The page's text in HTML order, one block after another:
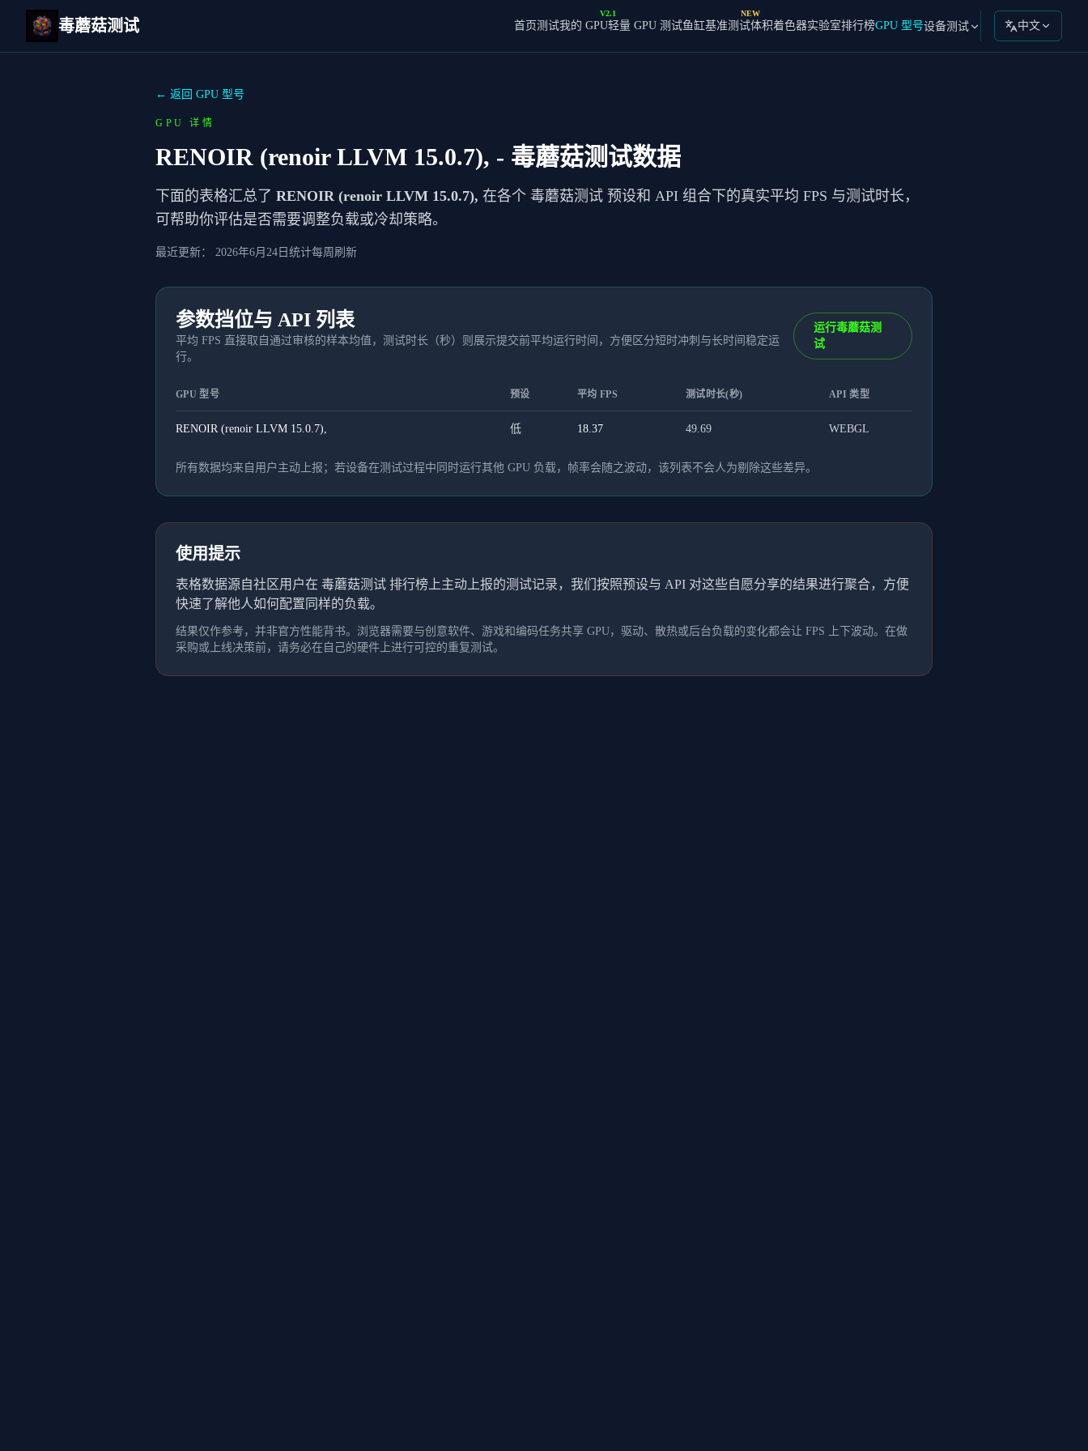
毒蘑菇测试 首页测试我的 GPU
V2.1
轻量 GPU 测试鱼缸基准测试
NEW
体积着色器实验室排行榜GPU 型号设备测试 中文
← 返回 GPU 型号
GPU 详情
RENOIR (renoir LLVM 15.0.7), - 毒蘑菇测试数据
下面的表格汇总了 RENOIR (renoir LLVM 15.0.7), 在各个 毒蘑菇测试 预设和 API 组合下的真实平均 FPS 与测试时长，
可帮助你评估是否需要调整负载或冷却策略。
最近更新： 2026年6月24日 统计每周刷新
参数挡位与 API 列表
平均 FPS 直接取自通过审核的样本均值，测试时长（秒）则展示提交前平均运行时间，方便区分短时冲刺与长时间稳定运
行。
运行毒蘑菇测
试
GPU 型号 预设 平均 FPS 测试时长(秒) API 类型
RENOIR (renoir LLVM 15.0.7), 低 18.37 49.69 WEBGL
所有数据均来自用户主动上报；若设备在测试过程中同时运行其他 GPU 负载，帧率会随之波动，该列表不会人为剔除这些差异。
使用提示
表格数据源自社区用户在 毒蘑菇测试 排行榜上主动上报的测试记录，我们按照预设与 API 对这些自愿分享的结果进行聚合，方便
快速了解他人如何配置同样的负载。
结果仅作参考，并非官方性能背书。浏览器需要与创意软件、游戏和编码任务共享 GPU，驱动、散热或后台负载的变化都会让 FPS 上下波动。在做
采购或上线决策前，请务必在自己的硬件上进行可控的重复测试。